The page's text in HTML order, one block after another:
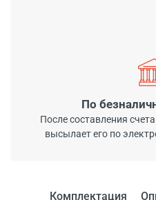
По
После составления
высылает его по
Комплектация